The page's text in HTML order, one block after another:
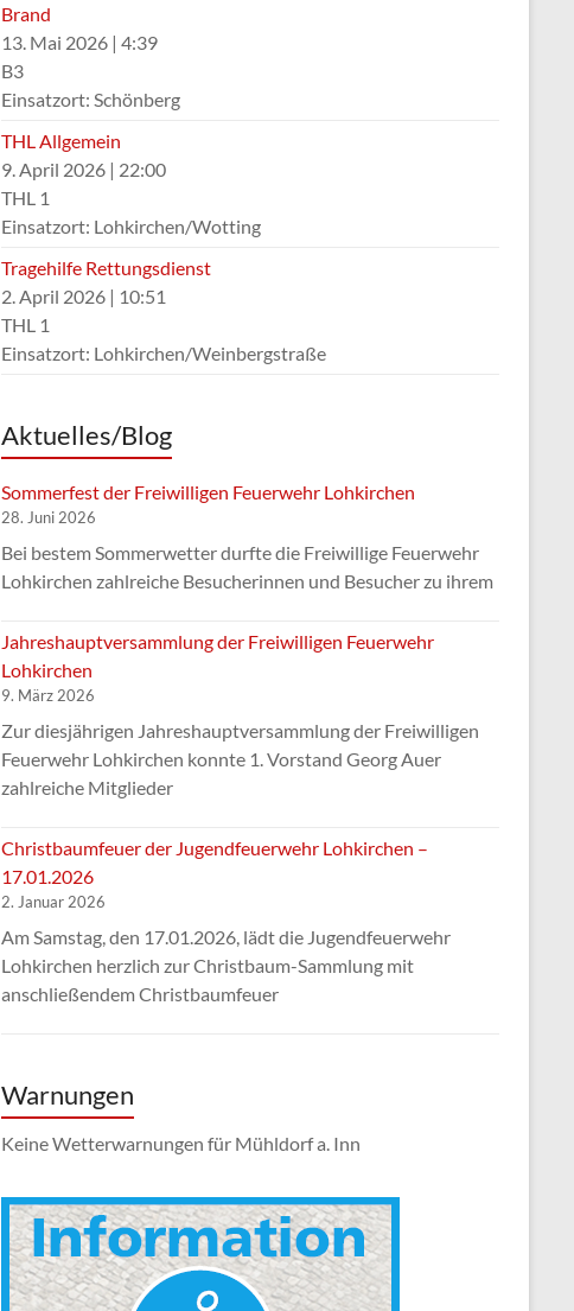
Brand
13. Mai 2026 | 4:39
B3
Einsatzort: Schönberg
THL Allgemein
9. April 2026 | 22:00
THL 1
Einsatzort: Lohkirchen/Wotting
Tragehilfe Rettungsdienst
2. April 2026 | 10:51
THL 1
Einsatzort: Lohkirchen/Weinbergstraße
Aktuelles/Blog
Sommerfest der Freiwilligen Feuerwehr Lohkirchen
28. Juni 2026
Bei bestem Sommerwetter durfte die Freiwillige Feuerwehr
Lohkirchen zahlreiche Besucherinnen und Besucher zu ihrem
Jahreshauptversammlung der Freiwilligen Feuerwehr
Lohkirchen
9. März 2026
Zur diesjährigen Jahreshauptversammlung der Freiwilligen
Feuerwehr Lohkirchen konnte 1. Vorstand Georg Auer
zahlreiche Mitglieder
Christbaumfeuer der Jugendfeuerwehr Lohkirchen –
17.01.2026
2. Januar 2026
Am Samstag, den 17.01.2026, lädt die Jugendfeuerwehr
Lohkirchen herzlich zur Christbaum-Sammlung mit
anschließendem Christbaumfeuer
Warnungen
Keine Wetterwarnungen für Mühldorf a. Inn